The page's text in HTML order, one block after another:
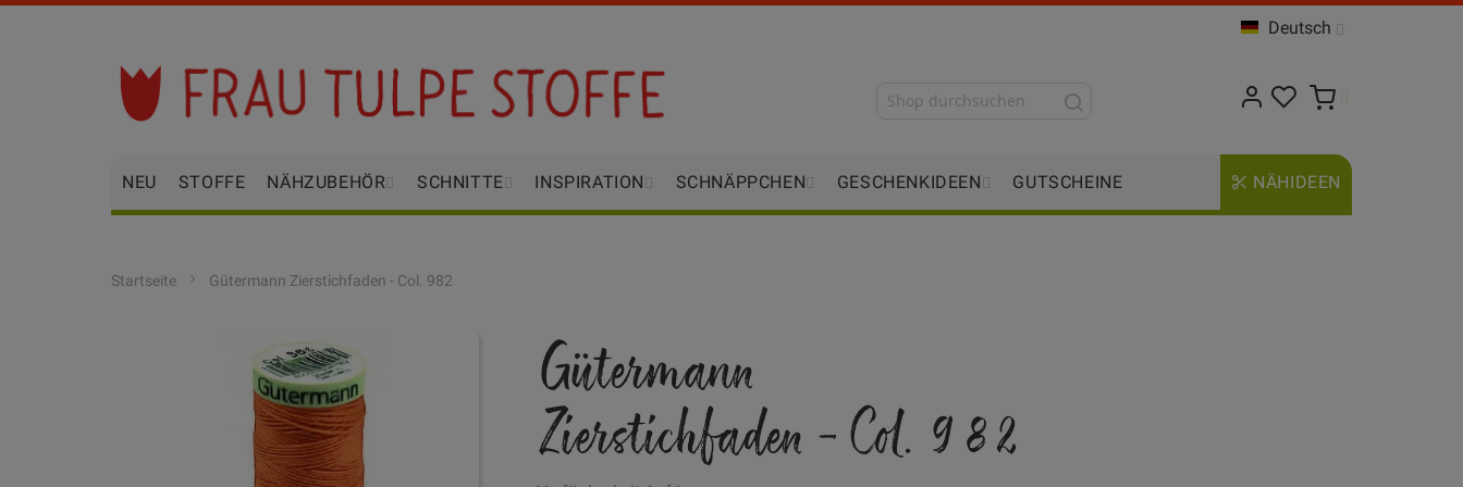
Inhalt
springen
Deutsch
NEU STOFFE NÄHZUBEHÖR SCHNITTE INSPIRATION SCHNÄPPCHEN GESCHENKIDEEN GUTSCHEINE NÄHIDEEN
Startseite Gütermann Zierstichfaden - Col. 982
Gütermann
Zierstichfaden - Col. 982